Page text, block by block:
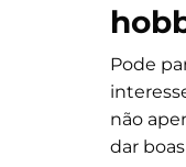
Pode
não
dar